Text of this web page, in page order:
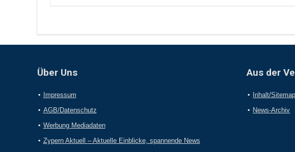
Über Uns
Impressum
AGB/Datenschutz
Werbung Mediadaten
Zypern Aktuell – Aktuelle Einblicke, spannende News
Aus der
Inhalt/Sitemap
News-Archiv